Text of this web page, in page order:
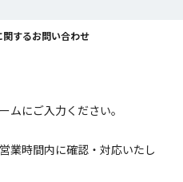
関するお問い合わせ
ムにご入力ください。
業時間内に確認・対応いたし